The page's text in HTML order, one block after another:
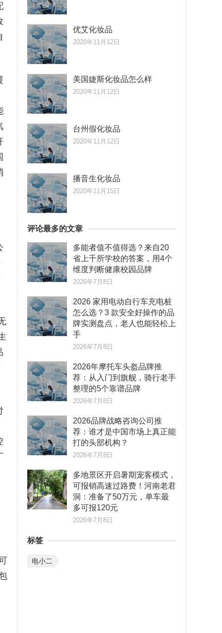
优艾化妆品
2020年11月12日
美国婕斯化妆品怎么样
2020年11月12日
台州假化妆品
2020年11月12日
播音生化妆品
2020年11月15日
评论最多的文章
多能者值不值得选？来自20
省上千所学校的答案，用4个
维度判断健康校园品牌
2026年7月8日
2026 家用电动自行车充电桩
怎么选？3 款安全好操作的品
牌实测盘点，老人也能轻松上
手
2026年7月8日
2026年摩托车头盔品牌推
荐：从入门到旗舰，骑行老手
整理的5个靠谱品牌
2026年7月8日
2026品牌战略咨询公司推
荐：谁才是中国市场上真正能
打的头部机构？
2026年7月8日
多地景区开启暑期宠客模式，
可报销高速过路费！河南老君
洞：准备了50万元，单车最
多可报120元
2026年7月8日
标签
电小二